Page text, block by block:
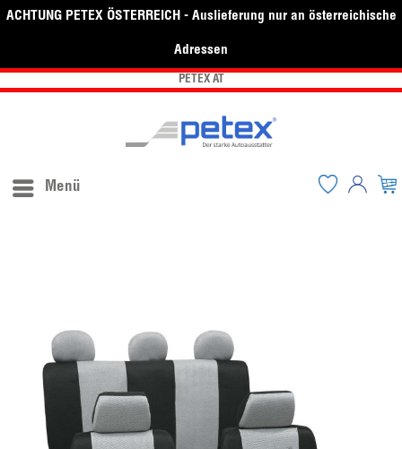
ACHTUNG PETEX ÖSTERREICH - Auslieferung nur an österreichische
Adressen
PETEX AT
Menü